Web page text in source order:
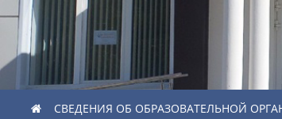
СВЕДЕНИЯ ОБ ОБРАЗОВАТЕЛЬНОЙ